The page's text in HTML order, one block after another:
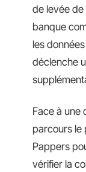
de levée
banque
les
déclenche
Face à une
parcours le
Pappers
vérifier la